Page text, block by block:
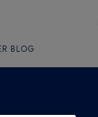
BLOG